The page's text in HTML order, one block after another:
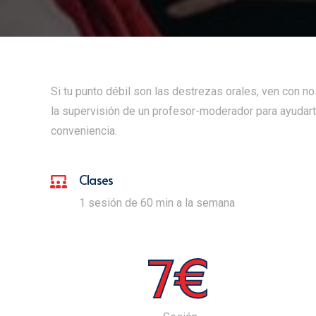
Si tu punto débil son las destrezas orales, ven con
la supervisión de un profesor-moderador para
conveniencia.
Clases
1 sesión de 60 min a la semana
7€